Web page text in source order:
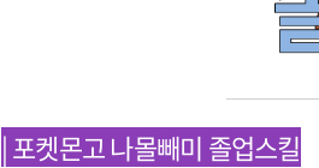
| 포켓몬고 나몰빼미 졸업스킬